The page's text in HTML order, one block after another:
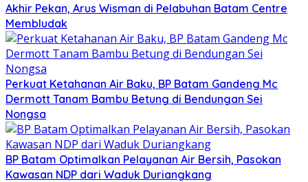
Akhir Pekan, Arus Wisman di Pelabuhan Batam Centre
Membludak
Perkuat Ketahanan Air Baku, BP Batam Gandeng Mc
Dermott Tanam Bambu Betung di Bendungan Sei
Nongsa
BP Batam Optimalkan Pelayanan Air Bersih, Pasokan
Kawasan NDP dari Waduk Duriangkang